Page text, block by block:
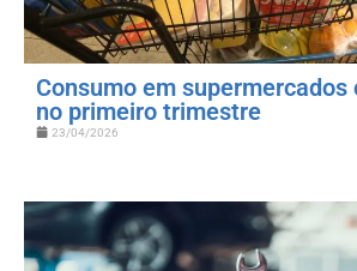
Consumo em supermercados
no primeiro trimestre
23/04/2026